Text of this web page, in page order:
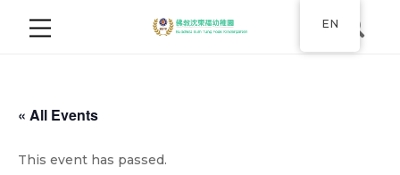
« All Events
This event has passed.
EN